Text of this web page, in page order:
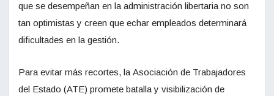
que se desempeñan en la administración libertaria no son
tan optimistas y creen que echar empleados determinará
dificultades en la gestión.
Para evitar más recortes, la Asociación de Trabajadores
del Estado (ATE) promete batalla y visibilización de